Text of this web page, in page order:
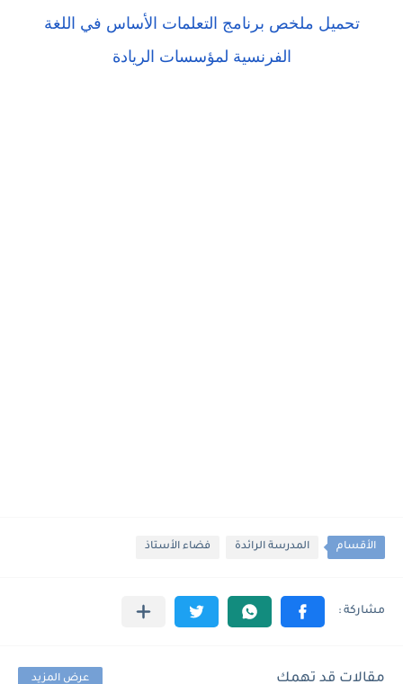
تحميل ملخص برنامج التعلمات الأساس في اللغة
الفرنسية لمؤسسات الريادة
الأقسام المدرسة الرائدة فضاء الأستاذ
مقالات قد تهمك عرض المزيد